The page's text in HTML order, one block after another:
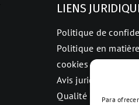
Para
LIENS
Politique de
Politique en
cookies
Avis juridique
Qualité